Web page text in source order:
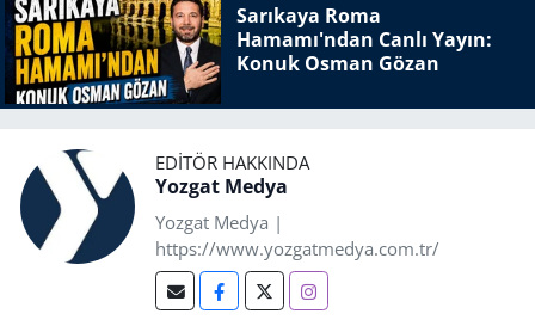
Sarıkaya Roma
Hamamı'ndan Canlı Yayın:
Konuk Osman Gözan
EDITÖR HAKKINDA
Yozgat Medya
Yozgat Medya |
https://www.yozgatmedya.com.tr/